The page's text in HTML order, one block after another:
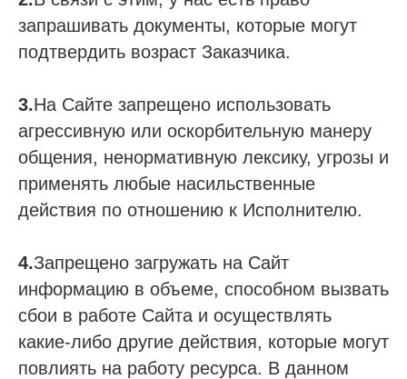
запрашивать документы, которые могут
подтвердить возраст Заказчика.
3.На Сайте запрещено использовать
агрессивную или оскорбительную манеру
общения, ненормативную лексику, угрозы и
применять любые насильственные
действия по отношению к Исполнителю.
4.Запрещено загружать на Сайт
информацию в объеме, способном вызвать
сбои в работе Сайта и осуществлять
какие-либо другие действия, которые могут
повлиять на работу ресурса. В данном